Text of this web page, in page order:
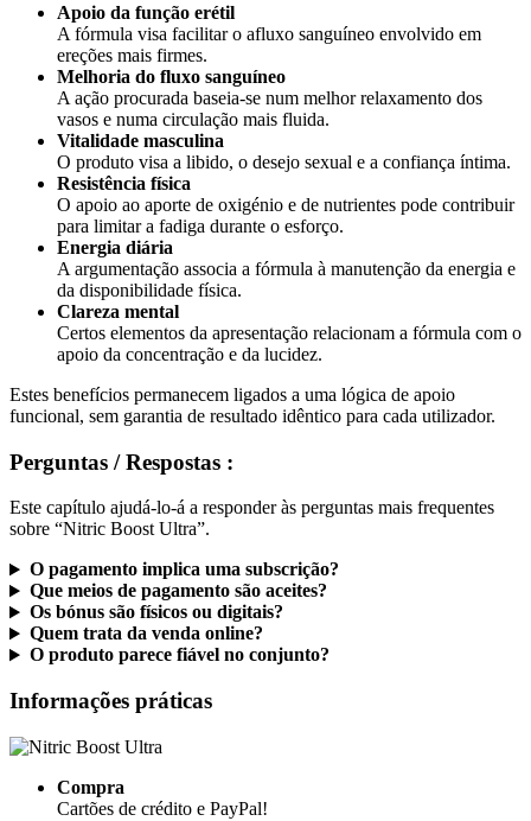
A fórmula visa facilitar o afluxo sanguíneo envolvido em
ereções mais firmes.
Melhoria do fluxo sanguíneo
A ação procurada baseia-se num melhor relaxamento dos
vasos e numa circulação mais fluida.
Vitalidade masculina
O produto visa a libido, o desejo sexual e a confiança íntima.
Resistência física
O apoio ao aporte de oxigénio e de nutrientes pode contribuir
para limitar a fadiga durante o esforço.
Energia diária
A argumentação associa a fórmula à manutenção da energia e
da disponibilidade física.
Clareza mental
Certos elementos da apresentação relacionam a fórmula com o
apoio da concentração e da lucidez.
funcional, sem garantia de resultado idêntico para cada utilizador.
sobre “Nitric Boost Ultra”.
Que meios de pagamento são aceites?
Os bónus são físicos ou digitais?
Quem trata da venda online?
O produto parece fiável no conjunto?
Cartões de crédito e PayPal!
Entrega